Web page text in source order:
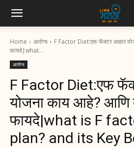
Home आरोग्य
F Factor Diet:एफ फॅक्टर आहार
फायदे|what...
आरोग्य
F Factor Diet:एफ
योजना काय आहे? आणि
फायदे|what is F
plan? and its Key